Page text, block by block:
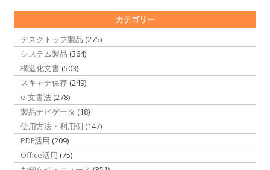
カテゴリー
デスクトップ製品 (275)
システム製品 (364)
構造化文書 (503)
スキャナ保存 (249)
e-文書法 (278)
製品ナビゲータ (18)
使用方法・利用例 (147)
PDF活用 (209)
Office活用 (75)